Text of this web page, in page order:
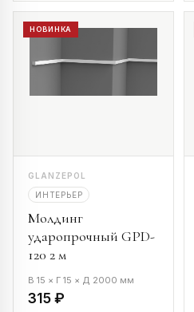
НОВИНКА
GLANZEPOL
ИНТЕРЬЕР
Молдинг
ударопрочный GPD-
120 2 м
В 15 × Г 15 × Д 2000 мм
315 ₽